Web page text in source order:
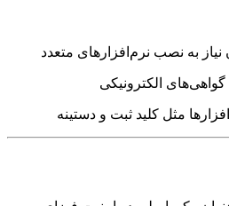
به نصب نرم‌افزارهای متعدد
گواهی‌های الکترونیکی
مثل کلید ثبت و دستینه